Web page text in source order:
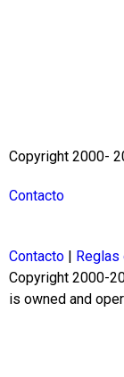
Copyright 2000-
Contacto
Contacto
Copyright 2000-
is owned and